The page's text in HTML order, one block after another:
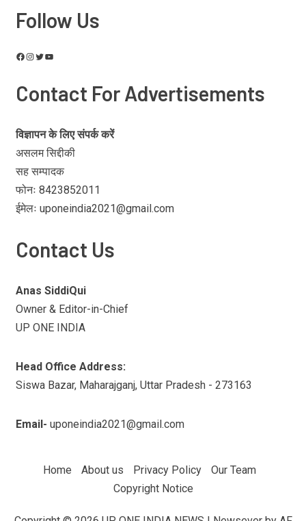
Follow Us
Contact For Advertisements
विज्ञापन के लिए संपर्क करें
असलम सिद्दीकी
सह सम्पादक
फोनः 8423852011
ईमेलः uponeindia2021@gmail.com
Contact Us
Anas SiddiQui
Owner & Editor-in-Chief
UP ONE INDIA
Head Office Address:
Siswa Bazar, Maharajganj, Uttar Pradesh - 273163
Email- uponeindia2021@gmail.com
Home About us Privacy Policy
Our Team
Copyright Notice